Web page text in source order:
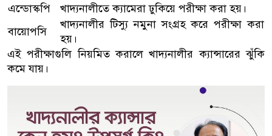
এন্ডোস্কপি
খাদ্যনালীতে ক্যামেরা ঢুকিয়ে পরীক্ষা করা হয়।
বায়োপসি
খাদ্যনালীর টিস্যু নমুনা সংগ্রহ করে পরীক্ষা করা
হয়।
এই পরীক্ষাগুলি নিয়মিত করালে খাদ্যনালীর ক্যান্সারের ঝুঁকি
কমে যায়।